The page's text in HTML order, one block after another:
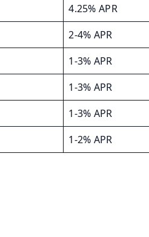
4.25% APR
2-4% APR
1-3% APR
1-3% APR
1-3% APR
1-2% APR